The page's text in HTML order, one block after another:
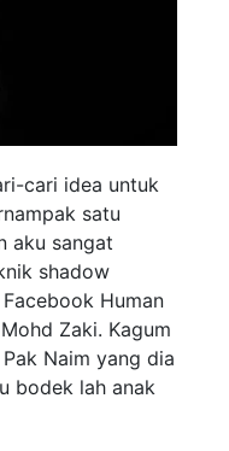
cari idea untuk
satu
aku sangat
shadow
Human
Zaki. Kagum
Naim yang dia
bodek lah anak